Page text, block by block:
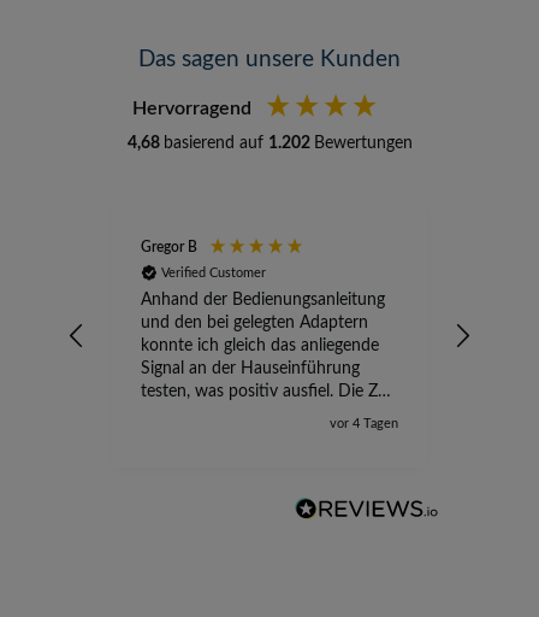
Das sagen unsere Kunden
Hervorragend
4,68 basierend auf 1.202 Bewertungen
Gregor B
Verified Customer
Anhand der Bedienungsanleitung
und den bei gelegten Adaptern
konnte ich gleich das anliegende
Signal an der Hauseinführung
testen, was positiv ausfiel. Die Zeit
der Ungewissheit ist jetzt vorbei,
vor 4 Tagen